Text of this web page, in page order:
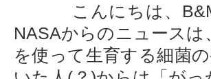
こんにちは、
NASAからのニュース
を使って生育する細菌